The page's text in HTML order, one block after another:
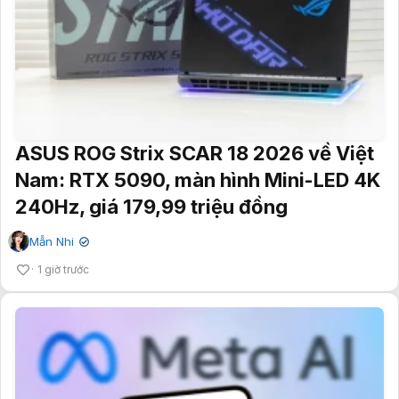
ASUS ROG Strix SCAR 18 2026 về Việt
Nam: RTX 5090, màn hình Mini-LED 4K
240Hz, giá 179,99 triệu đồng
Mẫn Nhi ✔
1 giờ trước